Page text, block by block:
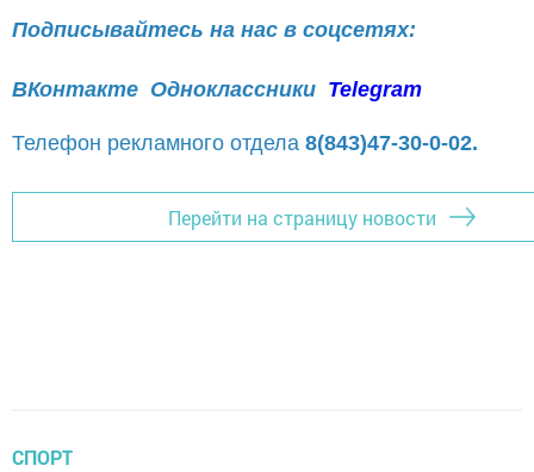
Подписывайтесь на нас в соцсетях:
ВКонтакте Одноклассники Telegram
Телефон рекламного отдела 8(843)47-30-0-02.
Перейти на страницу новости
СПОРТ